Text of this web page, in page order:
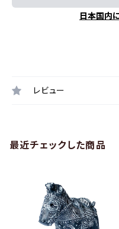
日本国内
レビュー
最近チェックした商品